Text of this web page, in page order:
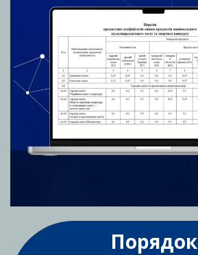
Порядок